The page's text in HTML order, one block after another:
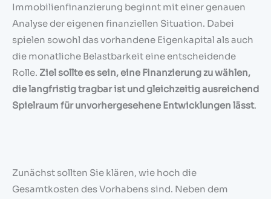
Immobilienfinanzierung beginnt mit einer genauen
Analyse der eigenen finanziellen Situation. Dabei
spielen sowohl das vorhandene Eigenkapital als auch
die monatliche Belastbarkeit eine entscheidende
Rolle. Ziel sollte es sein, eine Finanzierung zu wählen,
die langfristig tragbar ist und gleichzeitig ausreichend
Spielraum für unvorhergesehene Entwicklungen lässt.
Zunächst sollten Sie klären, wie hoch die
Gesamtkosten des Vorhabens sind. Neben dem